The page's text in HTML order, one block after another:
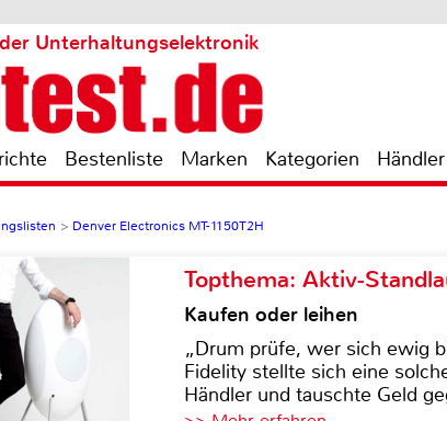
Unterhaltungselektronik
Bestenliste Marken Kategorien Händler
> Denver Electronics MT-1150T2H
Topthema: Aktiv-
Kaufen oder leihen
„Drum prüfe, wer sich ewig
Fidelity stellte sich eine
Händler und tauschte Geld